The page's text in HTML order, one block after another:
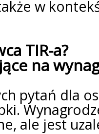
w
TIR-a?
na
pytań dla
ale jest